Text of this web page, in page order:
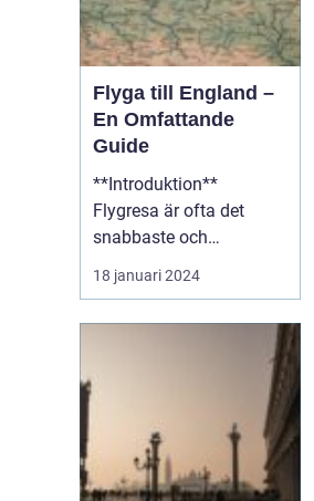
Flyga till England –
En Omfattande
Guide
**Introduktion**
Flygresa är ofta det
snabbaste och
bekvämaste sättet att
resa till England från
flygplatser och flygbolag
att välja mellan erbjuder
en flygresa till England
fantastiska möjligheter
att ...
18 januari 2024